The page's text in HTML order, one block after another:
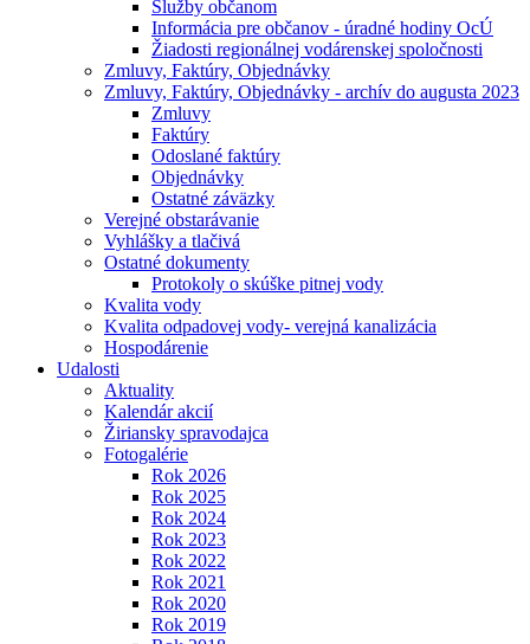
Služby občanom
Informácia pre občanov - úradné hodiny OcÚ
Žiadosti regionálnej vodárenskej spoločnosti
Zmluvy, Faktúry, Objednávky
Zmluvy, Faktúry, Objednávky - archív do augusta 2023
Zmluvy
Faktúry
Odoslané faktúry
Objednávky
Ostatné záväzky
Verejné obstarávanie
Vyhlášky a tlačivá
Ostatné dokumenty
Protokoly o skúške pitnej vody
Kvalita vody
Kvalita odpadovej vody- verejná kanalizácia
Hospodárenie
Udalosti
Aktuality
Kalendár akcií
Žiriansky spravodajca
Fotogalérie
Rok 2026
Rok 2025
Rok 2024
Rok 2023
Rok 2022
Rok 2021
Rok 2020
Rok 2019